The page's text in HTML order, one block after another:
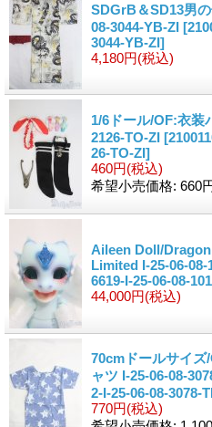
SDGrB＆SD13男
08-3044-YB-ZI
3044-YB-ZI]
4,180円(税込)
1/6ドール/OF:衣装
2126-TO-ZI
26-TO-ZI]
460円(税込)
希望小売価格: 660
Aileen Doll/
Limited I-25-06-08-
6619-I-25-06-08-
44,000円(税込)
70cmドールサイズ
ャツ I-25-06-08-
2-I-25-06-08-3078-
770円(税込)